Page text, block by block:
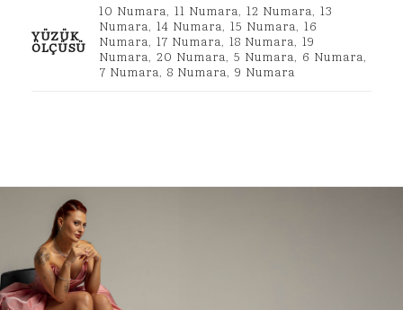
YÜZÜK
ÖLÇÜSÜ
10 Numara, 11 Numara, 12 Numara, 13
Numara, 14 Numara, 15 Numara, 16
Numara, 17 Numara, 18 Numara, 19
Numara, 20 Numara, 5 Numara, 6 Numara,
7 Numara, 8 Numara, 9 Numara